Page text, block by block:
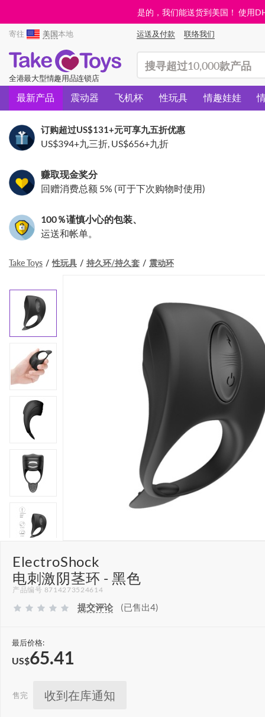
是的，我们能送货到美国！ 使用
寄往 美国本地 运送及付款 联络我们
全港最大型情趣用品连锁店
最新产品 震动器 飞机杯 性玩具 情趣娃娃
订购超过US$131+元可享九五折优惠
US$394+九三折, US$656+九折
赚取现金奖分
回赠消费总额 5% (可于下次购物时使用)
100％谨慎小心的包装、
运送和帐单。
Take Toys 性玩具 持久环/持久套 震动环
ElectroShock
电刺激阴茎环 - 黑色
产品编号 8714273524614
提交评论 (已售出4)
最后价格:
US$65.41
售完 收到在库通知